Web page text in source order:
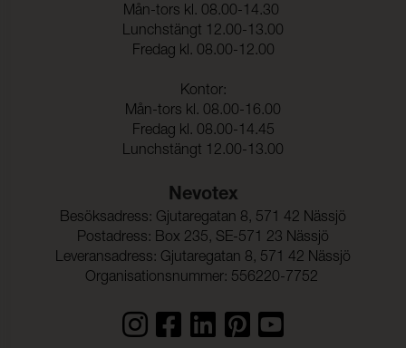
Mån-tors kl. 08.00-14.30
Lunchstängt 12.00-13.00
Fredag kl. 08.00-12.00
Kontor:
Mån-tors kl. 08.00-16.00
Fredag kl. 08.00-14.45
Lunchstängt 12.00-13.00
Nevotex
Besöksadress: Gjutaregatan 8, 571 42 Nässjö
Postadress: Box 235, SE-571 23 Nässjö
Leveransadress: Gjutaregatan 8, 571 42 Nässjö
Organisationsnummer: 556220-7752